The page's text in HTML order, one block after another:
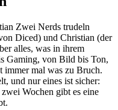
Zwei Nerds trudeln
Diced) und Christian (der
alles, was in ihrem
Gaming, von Bild bis Ton,
immer mal was zu Bruch.
und nur eines ist sicher:
Wochen gibt es eine